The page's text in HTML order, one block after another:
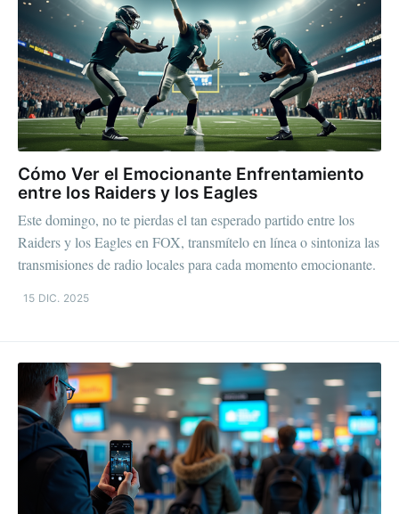
Cómo Ver el Emocionante Enfrentamiento
entre los Raiders y los Eagles
Este domingo, no te pierdas el tan esperado partido entre los
Raiders y los Eagles en FOX, transmítelo en línea o sintoniza las
transmisiones de radio locales para cada momento emocionante.
15 DIC. 2025